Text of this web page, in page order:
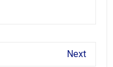
Next